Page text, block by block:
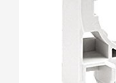
Abbigliamento da lavoro